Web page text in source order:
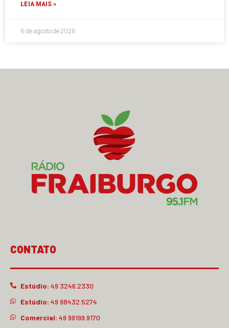
LEIA MAIS »
6 de agosto de 2026
CONTATO
Estúdio: 49 3246.2330
Estúdio: 49 98432.5274
Comercial: 49 99199.9170